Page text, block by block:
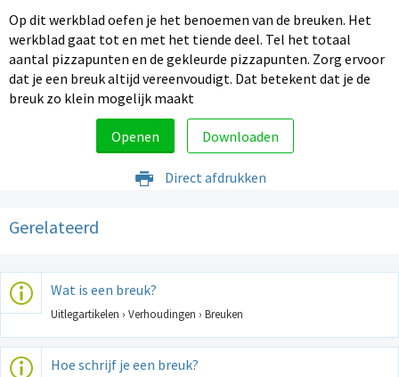
Op dit werkblad oefen je het benoemen van de breuken. Het
werkblad gaat tot en met het tiende deel. Tel het totaal
aantal pizzapunten en de gekleurde pizzapunten. Zorg ervoor
dat je een breuk altijd vereenvoudigt. Dat betekent dat je de
breuk zo klein mogelijk maakt
Openen Downloaden
Direct afdrukken
Gerelateerd
Wat is een breuk?
Uitlegartikelen › Verhoudingen › Breuken
Hoe schrijf je een breuk?